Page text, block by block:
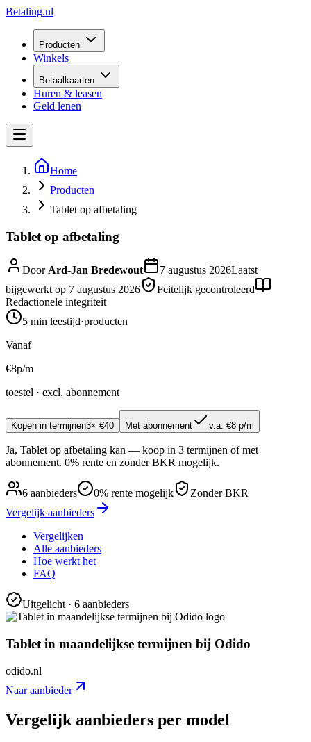
Betaling.nl
Producten
Winkels
Betaalkaarten
Huren & leasen
Geld lenen
Home
Producten
Tablet op afbetaling
Tablet op afbetaling
DoorArd-Jan Bredewout 7 augustus 2026Laatst
bijgewerkt op 7 augustus 2026
Feitelijk gecontroleerd
Redactionele integriteit
5 min leestijd·producten
Vanaf
€8p/m
toestel · excl. abonnement
Kopen in termijnen3× €40 Met abonnement v.a. €8 p/m
Ja, Tablet op afbetaling kan — koop in 3 termijnen of met
abonnement. 0% rente en zonder BKR mogelijk.
6 aanbieders 0% rente mogelijk
Zonder BKR
Vergelijk aanbieders
Vergelijken
Alle aanbieders
Hoe werkt het
FAQ
Uitgelicht· 6 aanbieders
Tablet in maandelijkse termijnen bij Odido
odido.nl
Naar aanbieder
Vergelijk aanbieders per model